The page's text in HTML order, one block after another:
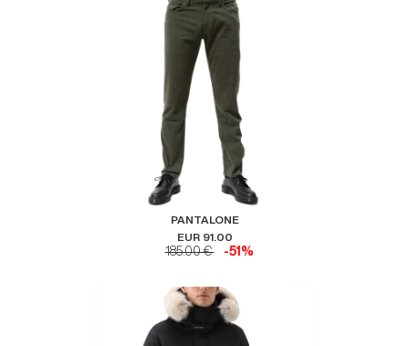
PANTALONE
EUR 91.00
185.00 € -51%